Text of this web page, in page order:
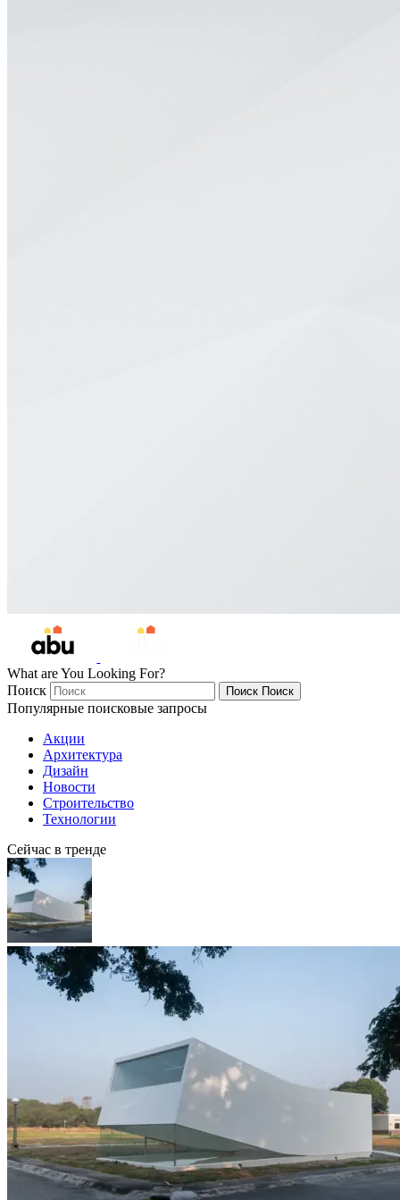
What are You Looking For?
Поиск
Поиск Поиск
Популярные поисковые запросы
Акции
Архитектура
Дизайн
Новости
Строительство
Технологии
Сейчас в тренде